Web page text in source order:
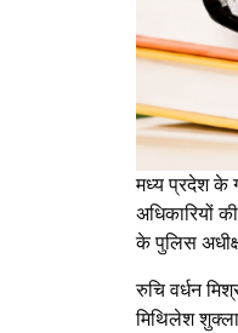
मध्य प्रदेश के
अधिकारियों
के पुलिस
रुचि वर्धन
मिथिलेश